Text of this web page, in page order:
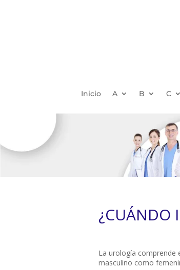
Inicio A B C
¿CUÁNDO
La urología comprende
masculino como